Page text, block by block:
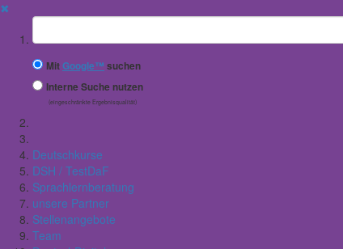
✖
Suchbegriff
MitGoogle™ suchen
Interne Suche nutzen
(eingeschränkte Ergebnisqualität)
Deutschkurse
DSH / TestDaF
Sprachlernberatung
unsere Partner
Stellenangebote
Team